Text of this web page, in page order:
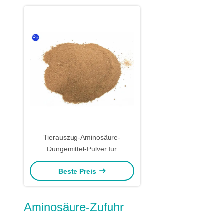
Tierauszug-Aminosäure-
Düngemittel-Pulver für
Betriebsammoniumchlorid-Art
Beste Preis
Aminosäure-Zufuhr